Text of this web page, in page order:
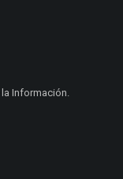
Información.